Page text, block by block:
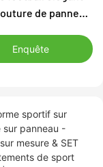
de panneau
de football
pour les clubs et
disponibles
Enquête